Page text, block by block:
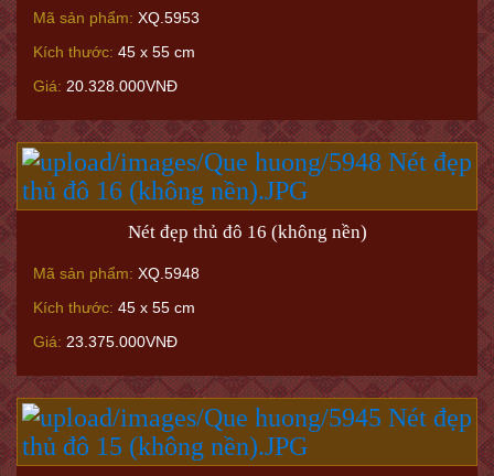
Mã sản phẩm: XQ.5953
Kích thước: 45 x 55 cm
Giá: 20.328.000VNĐ
Nét đẹp thủ đô 16 (không nền)
Mã sản phẩm: XQ.5948
Kích thước: 45 x 55 cm
Giá: 23.375.000VNĐ